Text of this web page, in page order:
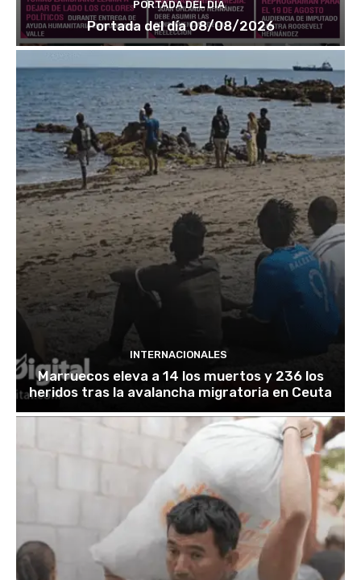
PORTADA DEL DÍA
Portada del día 08/08/2026
INTERNACIONALES
Marruecos eleva a 14 los muertos y 236 los
heridos tras la avalancha migratoria en Ceuta